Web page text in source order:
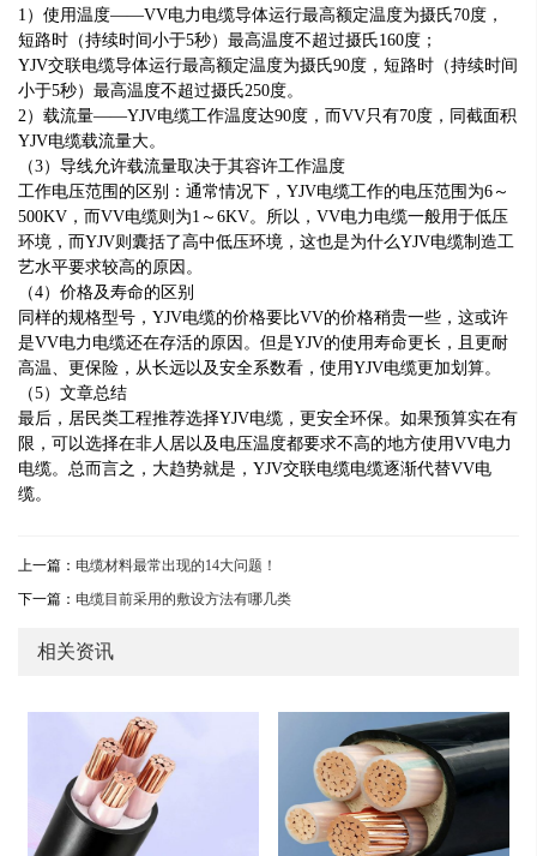
1）使用温度——VV电力电缆导体运行最高额定温度为摄氏70度，
短路时（持续时间小于5秒）最高温度不超过摄氏160度；
YJV交联电缆导体运行最高额定温度为摄氏90度，短路时（持续时间
小于5秒）最高温度不超过摄氏250度。
2）载流量——YJV电缆工作温度达90度，而VV只有70度，同截面积
YJV电缆载流量大。
（3）导线允许载流量取决于其容许工作温度
工作电压范围的区别：通常情况下，YJV电缆工作的电压范围为6～
500KV，而VV电缆则为1～6KV。所以，VV电力电缆一般用于低压
环境，而YJV则囊括了高中低压环境，这也是为什么YJV电缆制造工
艺水平要求较高的原因。
（4）价格及寿命的区别
同样的规格型号，YJV电缆的价格要比VV的价格稍贵一些，这或许
是VV电力电缆还在存活的原因。但是YJV的使用寿命更长，且更耐
高温、更保险，从长远以及安全系数看，使用YJV电缆更加划算。
（5）文章总结
最后，居民类工程推荐选择YJV电缆，更安全环保。如果预算实在有
限，可以选择在非人居以及电压温度都要求不高的地方使用VV电力
电缆。总而言之，大趋势就是，YJV交联电缆电缆逐渐代替VV电
缆。
上一篇： 电缆材料最常出现的14大问题！
下一篇： 电缆目前采用的敷设方法有哪几类
相关资讯